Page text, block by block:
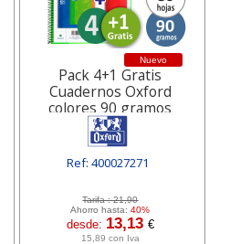
Nuevo
Pack 4+1 Gratis
Cuadernos Oxford
colores 90 gramos
Ref: 400027271
Tarifa :21,90
Ahorro hasta:40%
desde: 13,13 €
15,89 con Iva